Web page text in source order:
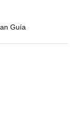
Guía